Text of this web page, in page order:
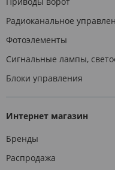
Радиоканальное
Фотоэлементы
Сигнальные лампы,
Блоки управления
Интернет магазин
Бренды
Распродажа